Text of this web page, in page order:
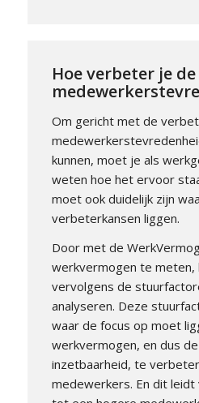
Hoe verbeter je de
Om gericht met de
kunnen, moet je als
weten hoe het ervoor
moet ook duidelijk zijn
verbeterkansen liggen.
Door met de
werkvermogen te meten,
vervolgens de
analyseren. Deze
waar de focus op moet
werkvermogen, en dus
inzetbaarheid, te
medewerkers. En dit